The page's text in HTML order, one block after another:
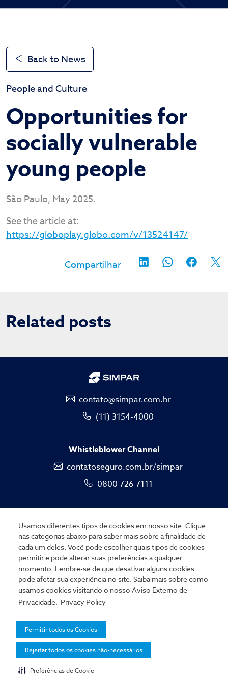
Usamos diferentes tipos de cookies em nosso site. Clique
nas categorias abaixo para saber mais sobre a finalidade de
cada um deles. Você pode escolher quais tipos de cookies
permitir e pode alterar suas preferências a qualquer
momento. Lembre-se de que desativar alguns cookies
pode afetar sua experiência no site. Saiba mais sobre como
usamos cookies visitando o nosso Aviso Externo de
Privacidade. Privacy Policy
Permitir todos os Cookies
Rejeitar todos os cookies não-necessários
Preferências de Cookie
Back to News
People and Culture
Opportunities for
socially vulnerable
young people
São Paulo, May 2025.
See the article at:
https://globoplay.globo.com/v/13524147/
Related posts
contato@simpar.com.br
(11) 3154-4000
Whistleblower Channel
contatoseguro.com.br/simpar
0800 726 7111
Employee Portal
Cookies Policy
© Copyright 2026
Aviso de Privacidade Externo